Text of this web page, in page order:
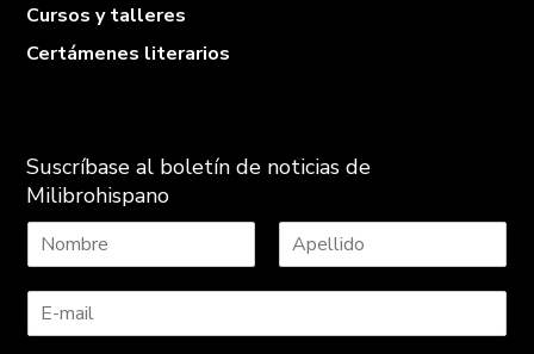
Cursos y talleres
Certámenes literarios
Suscríbase al boletín de noticias de
Milibrohispano
o
b
p
l